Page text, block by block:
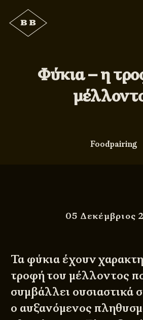
Φύκια – η
Foodpairing
05 Δεκέμβριος
Τα φύκια έχουν
τροφή του μέλλοντος
συμβάλλει ουσιαστικά
ο αυξανόμενος